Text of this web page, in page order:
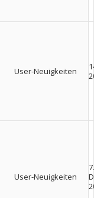
User-Neuigkeiten
User-Neuigkeiten
7.